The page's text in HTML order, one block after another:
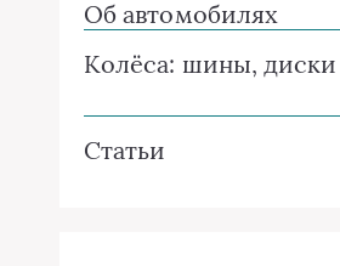
Об автомобилях
Колёса: шины, диски
Статьи